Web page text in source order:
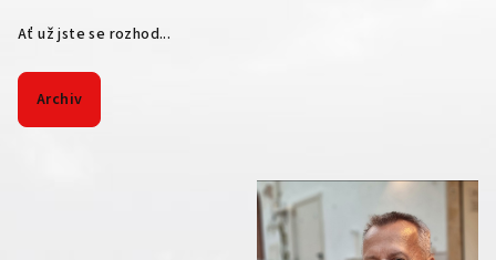
Ať už jste se rozhod...
Archiv